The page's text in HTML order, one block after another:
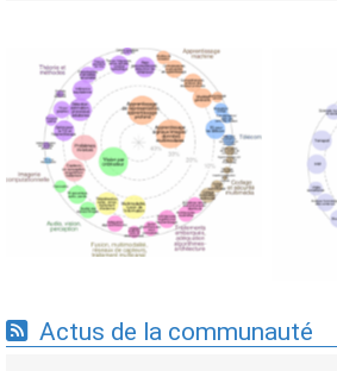
Expertises du GdR -
cartographie par Axes -
19/09/2025
Actus de la communauté